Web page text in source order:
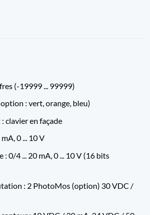
(-19999 ... 99999)
: vert, orange, bleu)
clavier en façade
0 ... 10 V
: 0/4 ... 20 mA, 0 ... 10 V (16 bits
: 2 PhotoMos (option) 30 VDC /